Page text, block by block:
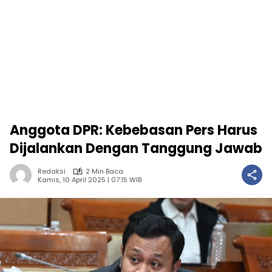
Anggota DPR: Kebebasan Pers Harus
Dijalankan Dengan Tanggung Jawab
Redaksi
2 Min Baca
Kamis, 10 April 2025 | 07:15 WIB